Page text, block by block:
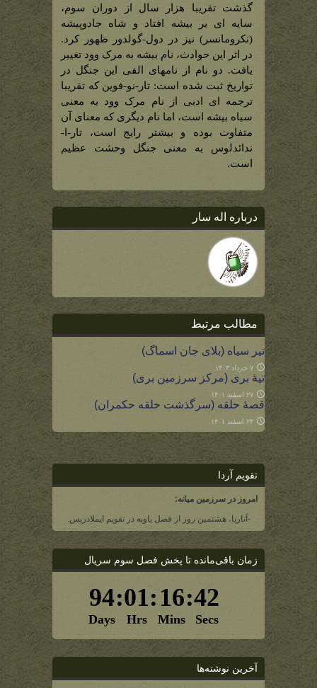
گذشت تقریبا هزار سال از دوران سوم،
سایه ای بر بیشه افتاد و شاه جادوپیشه
(نکرومانسر) نیز در دول-گولدور ظهور کرد.
در اثر این حوادث، نام بیشه به مرک وود تغییر
یافت. دو نام از نامهای الفی این جنگل در
تواریخ ثبت شده است: تار-نو-فوین که تقریبا
ترجمه ای ادبی از نام مرک وود به معنی
سیاه بیشه است، اما نام دیگری که معنای آن
متفاوت بوده و بیشتر رایج است، تار-ا-
ندائدلوس به معنی جنگل وحشت عظیم
است.
درباره اله سار
مطالب مرتبط
تیر سیاه (بلای جان اسماگ)
۷ خرداد ۱۴۰۳
تپۀ بری (مرکز سرزمین بری)
۲۷ اسفند ۱۴۰۱
قصۀ حلقه (سرگذشت حلقه حکمران)
۲۳ اسفند ۱۴۰۱
تقویم آردا
امروز در سرزمین میانه:
-آناریا، هشتمین روز از فصل یاویه در تقویم ایملادریس.
زمان باقی‌مانده تا پخش فصل سوم سریال
آخرین نوشته‌ها